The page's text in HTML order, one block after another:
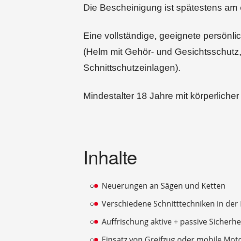
Die Bescheinigung ist spätestens
Eine vollständige, geeignete
(Helm mit Gehör- und
Schnittschutzeinlagen).
Mindestalter 18 Jahre mit
Inhalte
Neuerungen an Sägen und Ketten
Verschiedene Schnitttechniken in der
Auffrischung aktive + passive